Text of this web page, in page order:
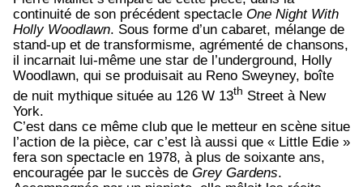
continuité de son précédent spectacle One Night With
Holly Woodlawn. Sous forme d’un cabaret, mélange de
stand-up et de transformisme, agrémenté de chansons,
il incarnait lui-même une star de l’underground, Holly
Woodlawn, qui se produisait au Reno Sweyney, boîte
de nuit mythique située au 126 W 13th Street à New
York.
C’est dans ce même club que le metteur en scène situe
l’action de la pièce, car c’est là aussi que « Little Edie »
fera son spectacle en 1978, à plus de soixante ans,
encouragée par le succès de Grey Gardens.